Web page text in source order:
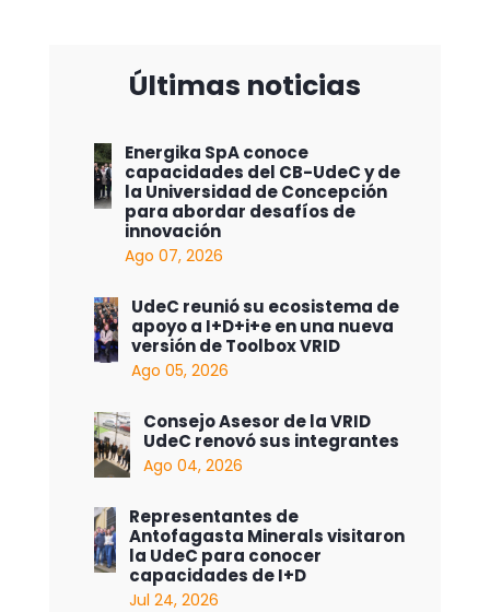
Últimas noticias
Energika SpA conoce
capacidades del CB-UdeC y de
la Universidad de Concepción
para abordar desafíos de
innovación
Ago 07, 2026
UdeC reunió su ecosistema de
apoyo a I+D+i+e en una nueva
versión de Toolbox VRID
Ago 05, 2026
Consejo Asesor de la VRID
UdeC renovó sus integrantes
Ago 04, 2026
Representantes de
Antofagasta Minerals visitaron
la UdeC para conocer
capacidades de I+D
Jul 24, 2026